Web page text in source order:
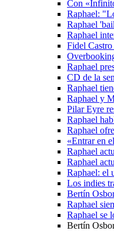
Con
Raphael:
Raphael
Raphael
Fidel
Raphael
CD de la
Raphael
Raphael y
Pilar Eyre
Raphael
Raphael
«Entrar en
Raphael
Raphael
Raphael: el
Los indies
Bertín
Raphael
Raphael se
Bertín